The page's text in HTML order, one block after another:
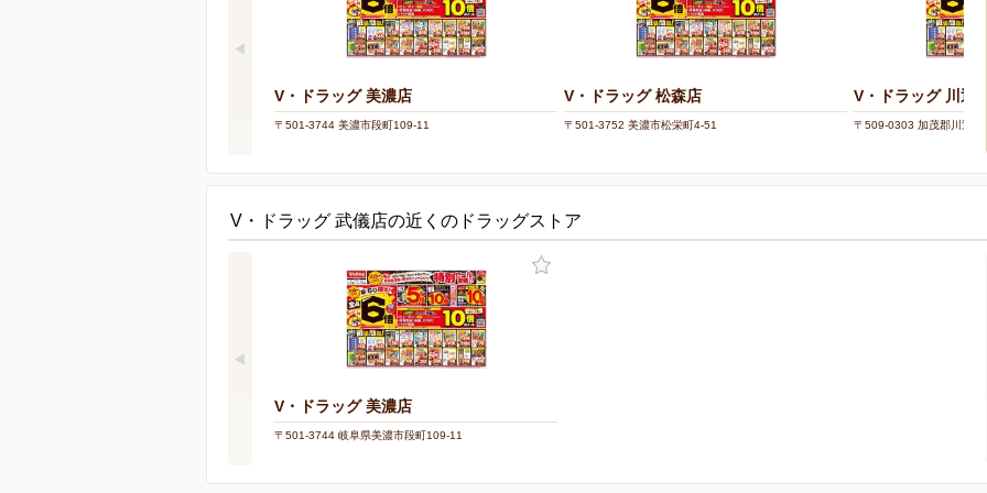
V・ドラッグ 美濃店
〒501-3744 美濃市段町109-11
V・ドラッグ 松森店
〒501-3752 美濃市松栄町4-51
V・ドラッグ 川辺店
〒509-0303 加茂郡川辺町
V・ドラッグ 武儀店の近くのドラッグストア
V・ドラッグ 美濃店
〒501-3744 岐阜県美濃市段町109-11